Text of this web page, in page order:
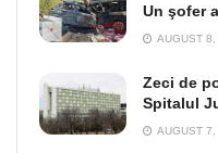
Un şofer
AUGUST
Zeci de
Spitalul
AUGUST